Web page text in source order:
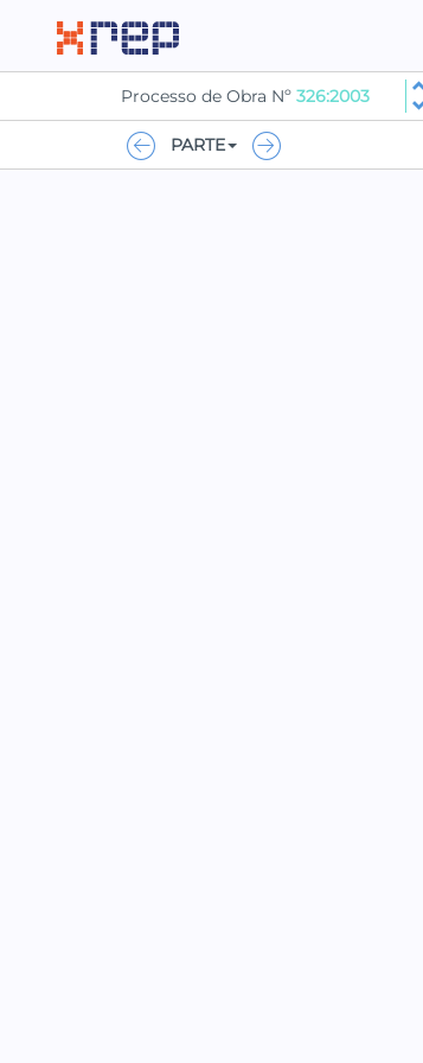
Processo de Obra Nº 326:2003
PARTE